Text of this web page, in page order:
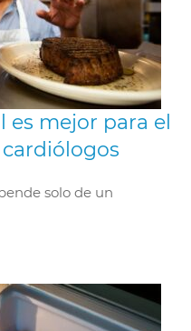
es mejor para el
solo de un